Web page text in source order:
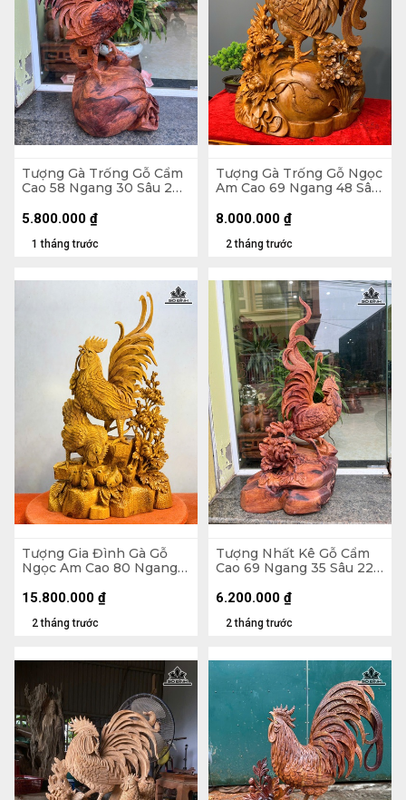
Tượng Gà Trống Gỗ Cẩm
Cao 58 Ngang 30 Sâu 20
1 tháng trước
5.800.000 ₫
Tượng Gà Trống Gỗ Ngọc
Am Cao 69 Ngang 48 Sâu
2 tháng trước
8.000.000 ₫
Tượng Gia Đình Gà Gỗ
Ngọc Am Cao 80 Ngang
2 tháng trước
15.800.000 ₫
Tượng Nhất Kê Gỗ Cẩm
Cao 69 Ngang 35 Sâu 22
2 tháng trước
6.200.000 ₫